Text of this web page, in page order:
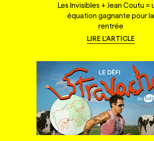
Les Invisibles + Jean Coutu =
équation gagnante pour la
rentrée
LIRE L'ARTICLE